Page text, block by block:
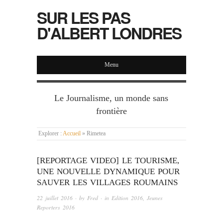
SUR LES PAS
D'ALBERT LONDRES
Menu
Le Journalisme, un monde sans
frontière
Explorer : Accueil » Rimetea
[REPORTAGE VIDEO] LE TOURISME,
UNE NOUVELLE DYNAMIQUE POUR
SAUVER LES VILLAGES ROUMAINS
22 juillet 2016 · by Fred · in Edition 2016, Jeunes
Reporters 2016